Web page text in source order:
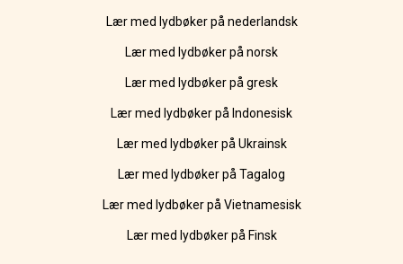
Lær med lydbøker på nederlandsk
Lær med lydbøker på norsk
Lær med lydbøker på gresk
Lær med lydbøker på Indonesisk
Lær med lydbøker på Ukrainsk
Lær med lydbøker på Tagalog
Lær med lydbøker på Vietnamesisk
Lær med lydbøker på Finsk